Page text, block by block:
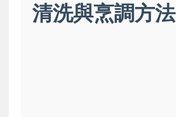
清洗與烹調方法